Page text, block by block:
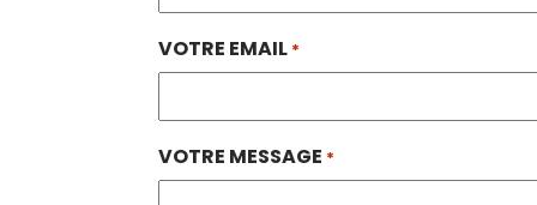
VOTRE EMAIL *
VOTRE MESSAGE *